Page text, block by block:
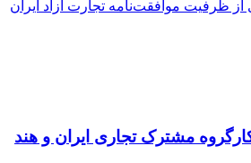
از ظرفیت موافقت‌نامه تجارت آزاد ایران
مشترک تجاری ایران و هند